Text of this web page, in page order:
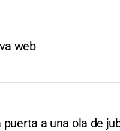
web
a una ola de